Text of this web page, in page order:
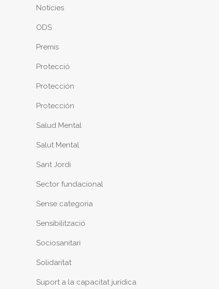
Notícies
ODS
Premis
Protecció
Protección
Protección
Salud Mental
Salut Mental
Sant Jordi
Sector fundacional
Sense categoria
Sensibilització
Sociosanitari
Solidaritat
Suport a la capacitat jurídica